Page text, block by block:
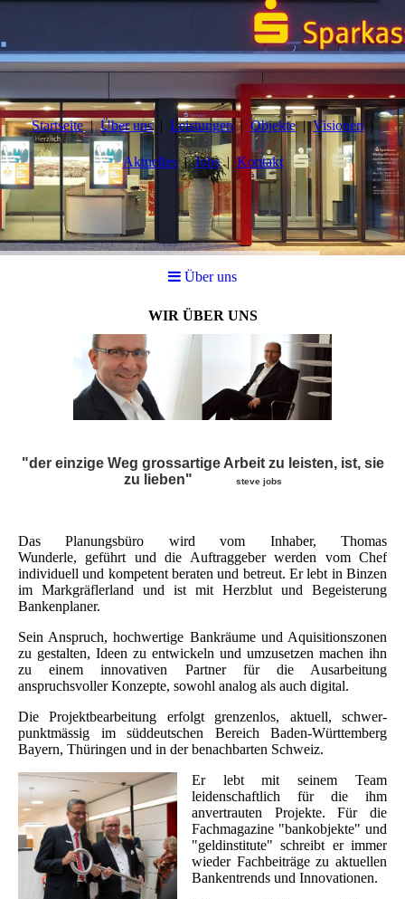
Startseite Über uns Leistungen Objekte Visionen
Aktuelles Jobs Kontakt
Über uns
WIR ÜBER UNS
"der einzige Weg grossartige Arbeit zu leisten, ist, sie
zu lieben"
steve jobs
Das Planungsbüro wird vom Inhaber, Thomas
Wunderle,
geführt und die Auftraggeber werden vom Chef
individuell und kompetent beraten und betreut. Er lebt in Binzen
im Markgräflerland und ist mit Herzblut und Begeisterung
Bankenplaner.
Sein Anspruch, hochwertige Bankräume und Aquisitionszonen
zu gestalten, Ideen zu entwickeln und umzusetzen machen ihn
zu einem innovativen Partner für die Ausarbeitung
anspruchsvoller Konzepte, sowohl analog als auch digital.
Die Projektbearbeitung erfolgt grenzenlos, aktuell, schwer-
punktmässig im süddeutschen Bereich Baden-Württemberg
Bayern, Thüringen und in der benachbarten Schweiz.
Er lebt mit seinem Team
leidenschaftlich für die ihm
anvertrauten Projekte. Für die
Fachmagazine "bankobjekte" und
"geldinstitute" schreibt er immer
wieder Fachbeiträge zu aktuellen
Bankentrends und Innovationen.